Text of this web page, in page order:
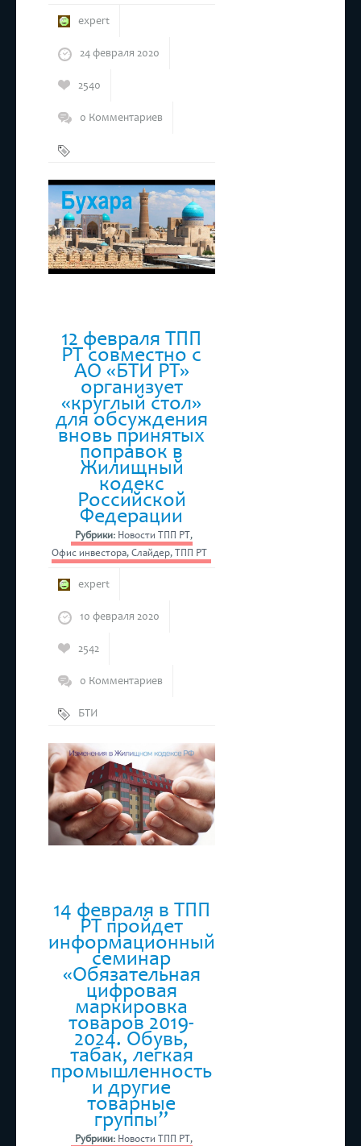
expert
24 февраля 2020
2540
0 Комментариев
ТПП РТ
12 февраля ТПП
РТ совместно с
АО «БТИ РТ»
организует
«круглый стол»
для обсуждения
вновь принятых
поправок в
Жилищный
кодекс
Российской
Федерации
Рубрики: Новости ТПП РТ,
Офис инвестора,Слайдер,ТПП РТ
expert
10 февраля 2020
2542
0 Комментариев
БТИ
Жилищный
кодекс,
ТПП РТ
14 февраля в ТПП
РТ пройдет
информационный
семинар
«Обязательная
цифровая
маркировка
товаров 2019-
2024. Обувь,
табак, легкая
промышленность
и другие
товарные
группы”
Рубрики: Новости ТПП РТ,